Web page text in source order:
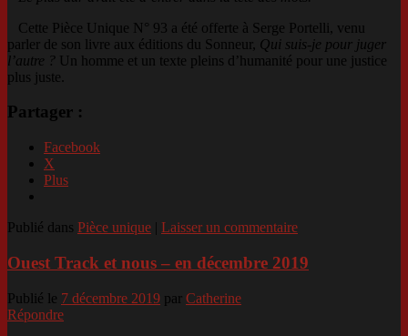
Cette Pièce Unique N° 93 a été offerte à Serge Portelli, venu
parler de son livre aux éditions du Sonneur, Qui suis-je pour juger
l’autre ? Un homme et un texte pleins d’humanité pour une justice
plus juste.
Partager :
Facebook
X
Plus
Publié dans Pièce unique | Laisser un commentaire
Ouest Track et nous – en décembre 2019
Publié le 7 décembre 2019 par Catherine
Répondre